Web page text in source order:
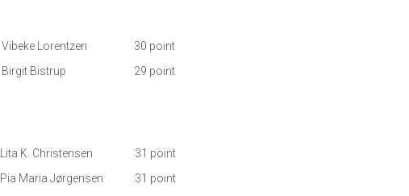
Vibeke Lorentzen
30 point
Birgit Bistrup 29 point
Lita K. Christensen
31 point
Pia Maria Jørgensen
31 point